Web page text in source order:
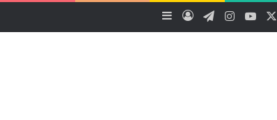
فيسبوك ‫YouTubeانستقرامتيلقرامتسجيل الدخول